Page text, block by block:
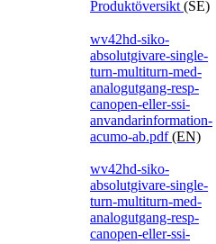
Produktöversikt (SE)
wv42hd-siko-
absolutgivare-single-
turn-multiturn-med-
analogutgang-resp-
canopen-eller-ssi-
anvandarinformation-
acumo-ab.pdf(EN)
wv42hd-siko-
absolutgivare-single-
turn-multiturn-med-
analogutgang-resp-
canopen-eller-ssi-